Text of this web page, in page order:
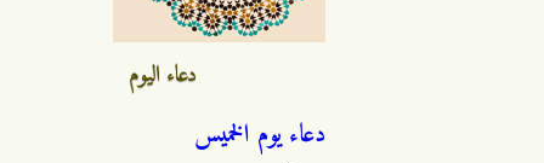
دعاء اليوم
دعاء يوم الخميس